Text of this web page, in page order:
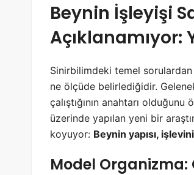
Beynin İşleyişi
Açıklanamıyor:
Sinirbilimdeki temel
ne ölçüde belirlediğidir.
çalıştığının anahtarı olduğunu
üzerinde yapılan yeni bir
koyuyor: Beynin yapısı,
Model Organizma: